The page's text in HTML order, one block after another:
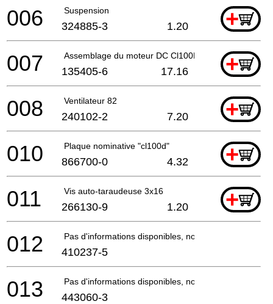
Suspension +
006 324885-3 1.20
Assemblage du moteur DC Cl100D A +
007 135405-6 17.16
Ventilateur 82 +
008 240102-2 7.20
Plaque nominative "cl100d" +
010 866700-0 4.32
Vis auto-taraudeuse 3x16 +
011 266130-9 1.20
Pas d'informations disponibles, non commandable
012 410237-5
Pas d'informations disponibles, non commandable
013 443060-3